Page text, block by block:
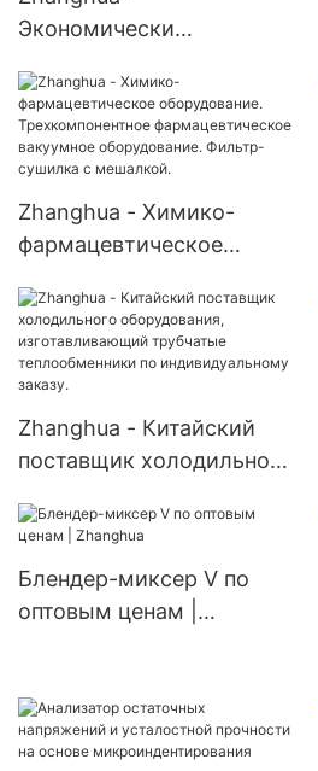
Экономически
теплообменник с
трубчатым
теплообменником и
кожухотрубным
теплообменником.
Zhanghua - Химико-
фармацевтическое
Трехкомпонентное
фармацевтическое
вакуумное
сушилка с мешалкой.
Zhanghua - Китайский
поставщик холодильного
изготавливающий
теплообменники по
индивидуальному заказу.
Блендер-миксер V по
оптовым ценам |